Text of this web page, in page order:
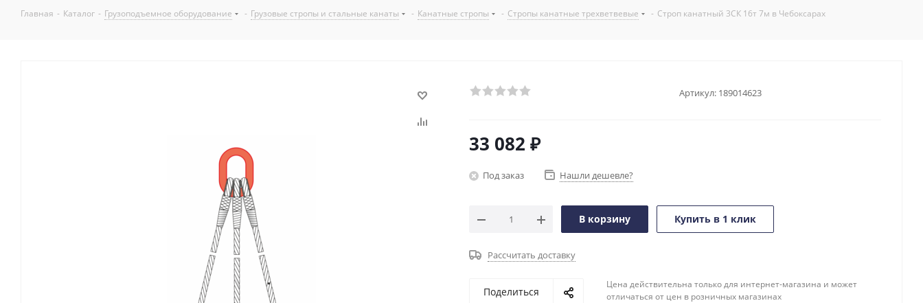
Главная - Каталог - Грузоподъемное оборудование - Грузовые стропы и стальные канаты - Канатные стропы - Стропы канатные трехветвевые - Строп канатный 3СК 16т 7м в Чебоксарах
Артикул: 189014623
33 082 ₽
Под заказ Нашли дешевле?
В корзину Купить в 1 клик
Рассчитать доставку
Поделиться
Цена действительна только для интернет-магазина и может
отличаться от цен в розничных магазинах